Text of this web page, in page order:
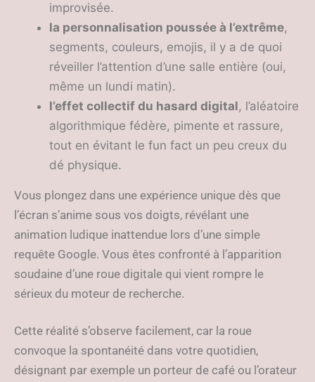
improvisée.
la personnalisation poussée à l’extrême,
segments, couleurs, emojis, il y a de quoi
réveiller l’attention d’une salle entière (oui,
même un lundi matin).
l’effet collectif du hasard digital, l’aléatoire
algorithmique fédère, pimente et rassure,
tout en évitant le fun fact un peu creux du
dé physique.
Vous plongez dans une expérience unique dès que
l’écran s’anime sous vos doigts, révélant une
animation ludique inattendue lors d’une simple
requête Google. Vous êtes confronté à l’apparition
soudaine d’une roue digitale qui vient rompre le
sérieux du moteur de recherche.
Cette réalité s’observe facilement, car la roue
convoque la spontanéité dans votre quotidien,
désignant par exemple un porteur de café ou l’orateur